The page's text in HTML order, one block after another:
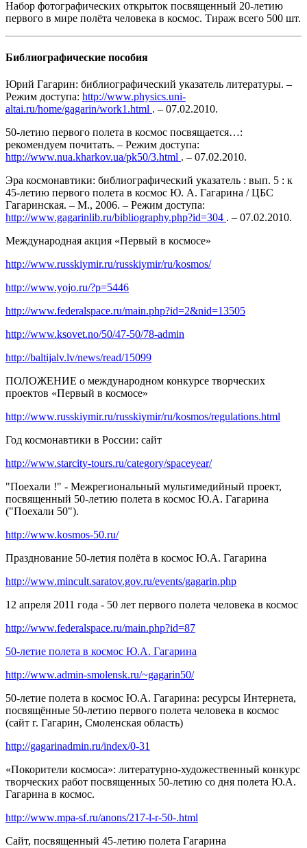
Набор фотографических открыток посвященный 20-летию
первого в мире полёта человека в космос. Тираж всего 500 шт.
Библиографические пособия
Юрий Гагарин: библиографический указатель литературы. –
Режим доступа: http://www.physics.uni-
altai.ru/home/gagarin/work1.html . – 07.02.2010.
50-летию первого полета в космос посвящается…:
рекомендуем почитать. – Режим доступа:
http://www.nua.kharkov.ua/pk50/3.html . – 07.02.2010.
Эра космонавтики: библиографический указатель : вып. 5 : к
45-летию первого полета в космос Ю. А. Гагарина / ЦБС
Гагаринская. – М., 2006. – Режим доступа:
http://www.gagarinlib.ru/bibliography.php?id=304 . – 07.02.2010.
Международная акция «Первый в космосе»
http://www.russkiymir.ru/russkiymir/ru/kosmos/
http://www.yojo.ru/?p=5446
http://www.federalspace.ru/main.php?id=2&nid=13505
http://www.ksovet.no/50/47-50/78-admin
http://baltijalv.lv/news/read/15099
ПОЛОЖЕНИЕ о международном конкурсе творческих
проектов «Первый в космосе»
http://www.russkiymir.ru/russkiymir/ru/kosmos/regulations.html
Год космонавтики в России: сайт
http://www.starcity-tours.ru/category/spaceyear/
"Поехали !" - Межрегиональный мультимедийный проект,
посвященный 50-летию полета в космос Ю.А. Гагарина
("Поехали 50").
http://www.kosmos-50.ru/
Празднование 50-летия полёта в космос Ю.А. Гагарина
http://www.mincult.saratov.gov.ru/events/gagarin.php
12 апреля 2011 года - 50 лет первого полета человека в космос
http://www.federalspace.ru/main.php?id=87
50-летие полета в космос Ю.А. Гагарина
http://www.admin-smolensk.ru/~gagarin50/
50-летие полета в космос Ю.А. Гагарина: ресурсы Интернета,
посвящённые 50-летию первого полета человека в космос
(сайт г. Гагарин, Смоленская область)
http://gagarinadmin.ru/index/0-31
«Покорители космоса»: литературно-художественный конкурс
творческих работ посвященных 50-летию со дня полета Ю.А.
Гагарина в космос.
http://www.mpa-sf.ru/anons/217-l-r-50-.html
Сайт, посвященный 45-летию полета Гагарина